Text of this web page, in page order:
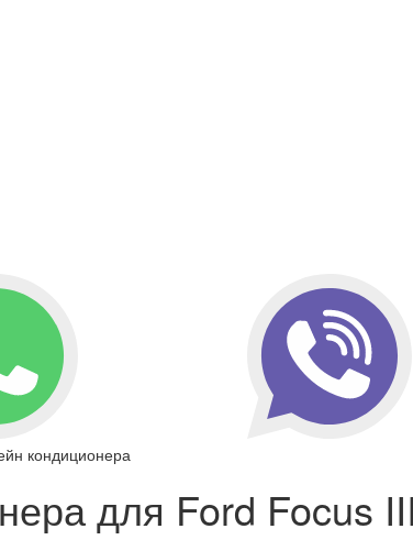
кондиционера
для Ford Focus